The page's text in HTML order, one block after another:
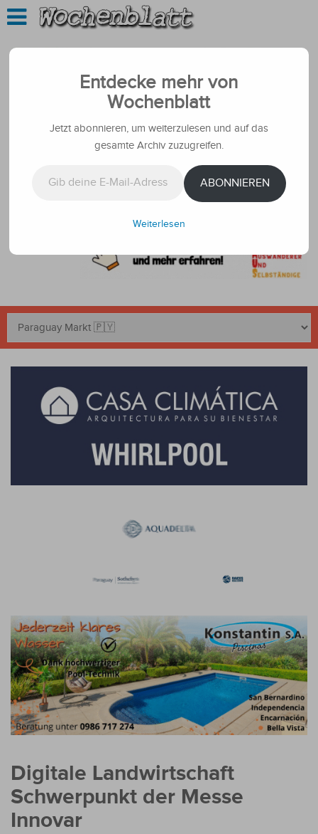
Digitale Landwirtschaft
Schwerpunkt der Messe
Innovar
Entdecke mehr von
Wochenblatt
Jetzt abonnieren, um weiterzulesen und auf das
gesamte Archiv zuzugreifen.
ABONNIEREN
Weiterlesen